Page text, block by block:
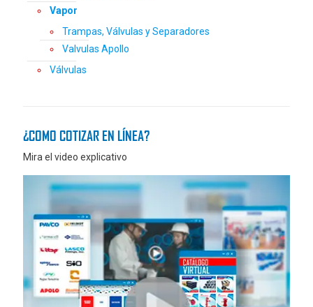
Vapor
Trampas, Válvulas y Separadores
Valvulas Apollo
Válvulas
¿COMO COTIZAR EN LÍNEA?
Mira el video explicativo